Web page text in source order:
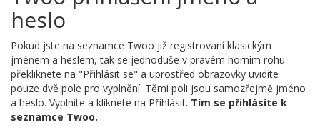
heslo
Pokud jste na seznamce Twoo již registrovaní klasickým
jménem a heslem, tak se jednoduše v pravém horním rohu
překliknete na "Přihlásit se" a uprostřed obrazovky uvidíte
pouze dvě pole pro vyplnění. Těmi poli jsou samozřejmě jméno
a heslo. Vyplníte a kliknete na Přihlásit. Tím se přihlásíte k
seznamce Twoo.